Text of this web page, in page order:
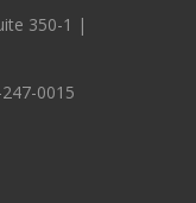
350-1 |
0015